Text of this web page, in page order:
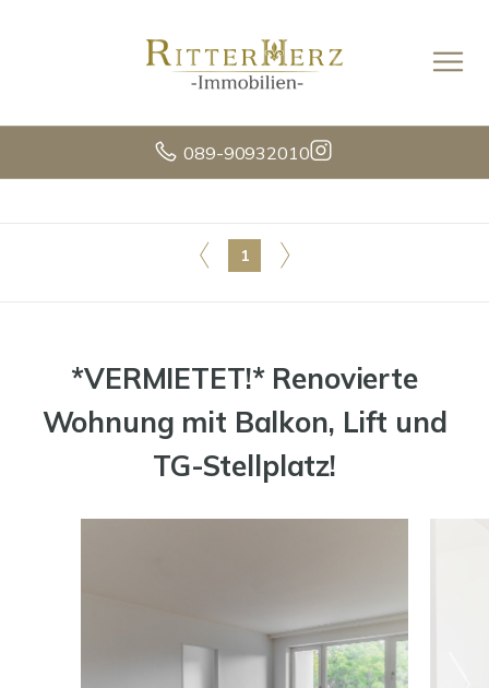
089-90932010
1
*VERMIETET!* Renovierte
Wohnung mit Balkon, Lift und
TG-Stellplatz!